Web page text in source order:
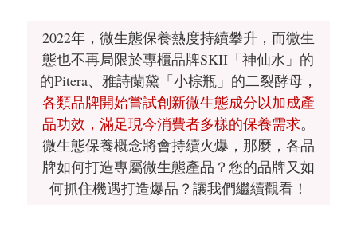
2022年，微生態保養熱度持續攀升，而微生
態也不再局限於專櫃品牌SKII「神仙水」的
的Pitera、雅詩蘭黛「小棕瓶」的二裂酵母，
各類品牌開始嘗試創新微生態成分以加成產
品功效，滿足現今消費者多樣的保養需求。
微生態保養概念將會持續火爆，那麼，各品
牌如何打造專屬微生態產品？您的品牌又如
何抓住機遇打造爆品？讓我們繼續觀看！